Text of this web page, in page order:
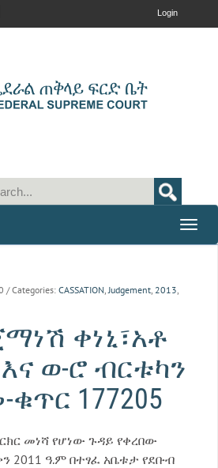
Login
Toggle
/ Categories: CASSATION,Judgement, 2013,
ቀነኒ፣አቶ
ወ-ሮ ብርቱካን
177205
መነሻ የሆነው ጉዳይ የቀረበው
2011 ዓ.ም በተፃፈ አቤቱታ የደቡብ